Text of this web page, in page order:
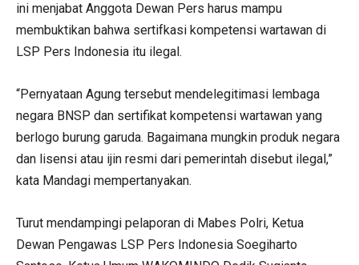
ini menjabat Anggota Dewan Pers harus mampu
membuktikan bahwa sertifkasi kompetensi wartawan di
LSP Pers Indonesia itu ilegal.
“Pernyataan Agung tersebut mendelegitimasi lembaga
negara BNSP dan sertifikat kompetensi wartawan yang
berlogo burung garuda. Bagaimana mungkin produk negara
dan lisensi atau ijin resmi dari pemerintah disebut ilegal,”
kata Mandagi mempertanyakan.
Turut mendampingi pelaporan di Mabes Polri, Ketua
Dewan Pengawas LSP Pers Indonesia Soegiharto